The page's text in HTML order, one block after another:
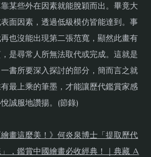
某些外在因素就能脫穎而出。畢竟大
面因素，透過低級模仿皆能達到。事
也沒能出現第二張范寬，顯然此畫有
是尋常人所無法取代或完成。這就是
一書所要深入探討的部分，簡而言之就
最上乘的筆墨，才能讓歷代鑑賞家感
誠服地讚揚。(節錄)
畫這麼美！》何炎泉博士「提取歷代
，鑑賞中國繪畫必收經典！｜典藏 A